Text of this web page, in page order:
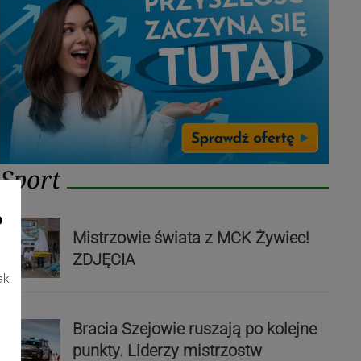
Sport
Mistrzowie świata z MCK Żywiec!
ZDJĘCIA
Bracia Szejowie ruszają po kolejne
punkty. Liderzy mistrzostw